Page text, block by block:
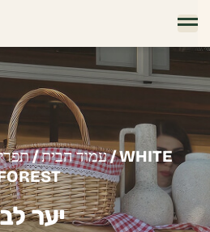
עמוד הבית/
/ WHITE
יער